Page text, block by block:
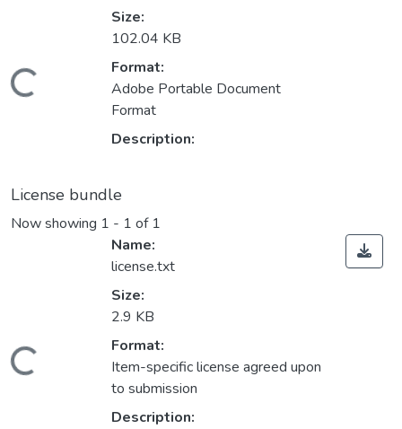
Loading...
Size:
102.04 KB
Format:
Adobe Portable Document
Format
Description:
License bundle
Now showing 1 - 1 of 1
Loading...
Name:
license.txt
Size:
2.9 KB
Format:
Item-specific license agreed upon
to submission
Description: